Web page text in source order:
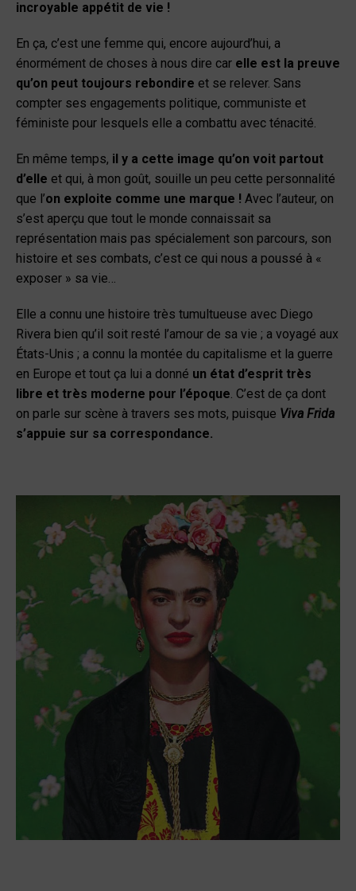
incroyable appétit de vie !
En ça, c’est une femme qui, encore aujourd’hui, a
énormément de choses à nous dire car elle est la preuve
qu’on peut toujours rebondire et se relever. Sans
compter ses engagements politique, communiste et
féministe pour lesquels elle a combattu avec ténacité.
En même temps, il y a cette image qu’on voit partout
d’elle et qui, à mon goût, souille un peu cette personnalité
que l’on exploite comme une marque ! Avec l’auteur, on
s’est aperçu que tout le monde connaissait sa
représentation mais pas spécialement son parcours, son
histoire et ses combats, c’est ce qui nous a poussé à «
exposer » sa vie…
Elle a connu une histoire très tumultueuse avec Diego
Rivera bien qu’il soit resté l’amour de sa vie ; a voyagé aux
États-Unis ; a connu la montée du capitalisme et la guerre
en Europe et tout ça lui a donné un état d’esprit très
libre et très moderne pour l’époque. C’est de ça dont
on parle sur scène à travers ses mots, puisque Viva Frida
s’appuie sur sa correspondance.